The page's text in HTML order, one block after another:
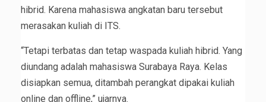
hibrid. Karena mahasiswa angkatan baru tersebut
merasakan kuliah di ITS.
“Tetapi terbatas dan tetap waspada kuliah hibrid. Yang
diundang adalah mahasiswa Surabaya Raya. Kelas
disiapkan semua, ditambah perangkat dipakai kuliah
online dan offline,” ujarnya.